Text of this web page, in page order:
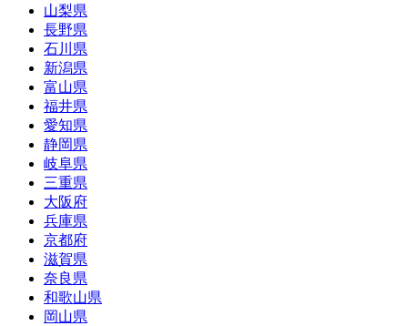
山梨県
長野県
石川県
新潟県
富山県
福井県
愛知県
静岡県
岐阜県
三重県
大阪府
兵庫県
京都府
滋賀県
奈良県
和歌山県
岡山県